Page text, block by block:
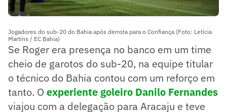
Jogadores do sub-20 do Bahia após derrota para o Confiança (Foto: Letícia
Martins / EC Bahia)
Se Roger era presença no banco em um time
cheio de garotos do sub-20, na equipe titular
o técnico do Bahia contou com um reforço em
tanto. O experiente goleiro Danilo Fernandes
viajou com a delegação para Aracaju e teve